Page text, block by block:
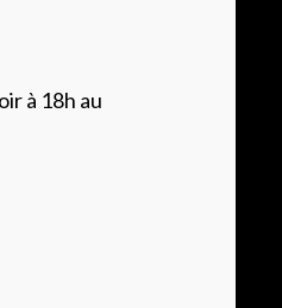
à 18h au